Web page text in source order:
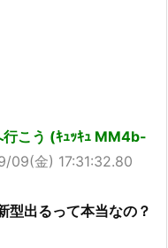
こう (ｷｭｯｷｭ MM4b-
09(金) 17:31:32.80
型出るって本当なの？